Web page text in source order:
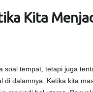
Kita
soal tempat, tetapi juga
di dalamnya. Ketika kita